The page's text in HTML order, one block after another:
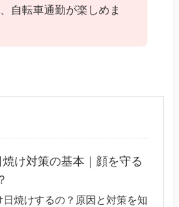
自転車通勤が楽しめま
け対策の基本｜顔を守る
日焼けするの？原因と対策を知